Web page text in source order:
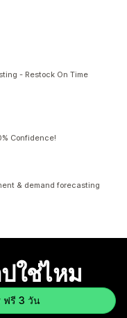
- Restock On Time
Confidence!
& demand forecasting
ใช่ไหม
ฟรี 3 วัน